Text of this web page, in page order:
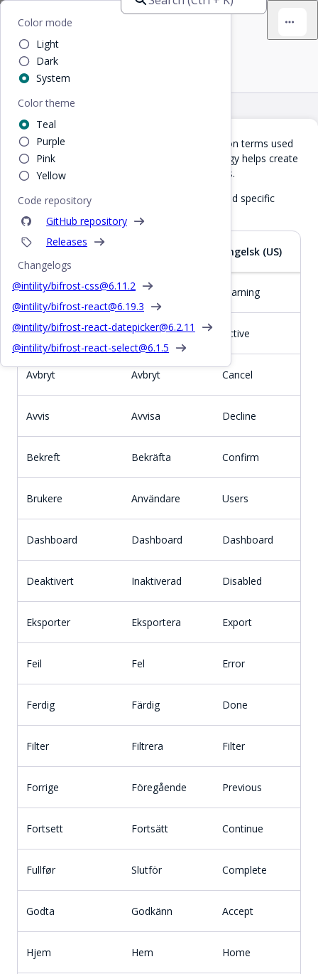
Color mode
Light
Dark
System
Color theme
Teal
Purple
Pink
Yellow
Code repository
GitHub repository
Releases
Changelogs
@intility/bifrost-css@6.11.2
@intility/bifrost-react@6.19.3
@intility/bifrost-react-datepicker@6.2.11
@intility/bifrost-react-select@6.1.5
Home Design Common Terms
Common Terms
Use the table below as a reference for common terms used
throughout our services. Consistent terminology helps create
a cohesive user experience across our services.
UseCtrl + F(or
on Mac) to quickly find specific
Norsk bokmål Engelsk (US)
Advarsel Varning Warning
Aktiv Aktiv Active
Avbryt Avbryt Cancel
Avvis Avvisa Decline
Bekreft Bekräfta Confirm
Brukere Användare Users
Dashboard Dashboard Dashboard
Deaktivert Inaktiverad Disabled
Eksporter Eksportera Export
Feil Fel Error
Ferdig Färdig Done
Filter Filtrera Filter
Forrige Föregående Previous
Fortsett Fortsätt Continue
Fullfør Slutför Complete
Godta Godkänn Accept
Hjem Hem Home